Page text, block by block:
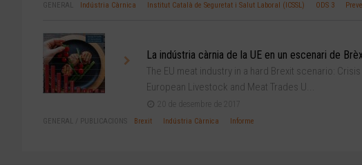
GENERAL Indústria Càrnica Institut Català de Seguretat i Salut Laboral (ICSSL) ODS 3
La indústria càrnia de la UE en un escenari de
The EU meat industry in a hard Brexit scenario:
European Livestock and Meat Trades U...
20 de desembre de 2017
GENERAL PUBLICACIONS Brexit Indústria Càrnica Informe